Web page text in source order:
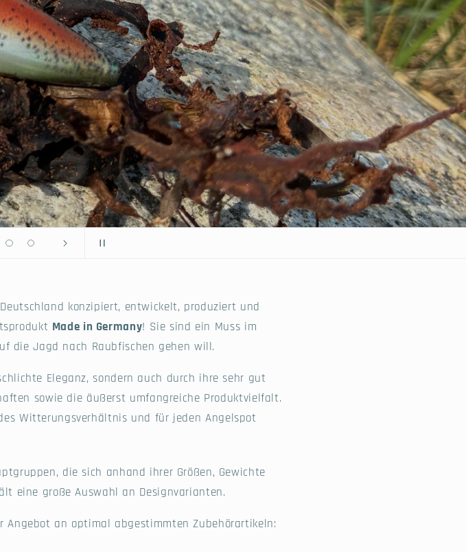
konzipiert, entwickelt, produziert und
Made in Germany! Sie sind ein Muss im
die Jagd nach Raubfischen gehen will.
Eleganz, sondern auch durch ihre sehr gut
sowie die äußerst umfangreiche Produktvielfalt.
Witterungsverhältnis und für jeden Angelspot
die sich anhand ihrer Größen, Gewichte
eine große Auswahl an Designvarianten.
Angebot an optimal abgestimmten Zubehörartikeln: